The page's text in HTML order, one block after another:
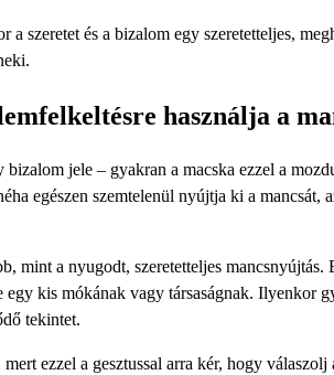
a szeretet és a bizalom egy szeretetteljes,
használja a
bizalom jele – gyakran a macska ezzel a
egészen szemtelenül nyújtja ki a
mint a nyugodt, szeretetteljes
kis mókának vagy társaságnak. Ilyenkor
tekintet.
ezzel a gesztussal arra kér, hogy